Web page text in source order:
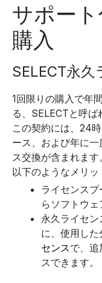
サポー
購入
SELECT永久
1回限りの購入で年
る、SELECTと呼ば
この契約には、24
ース、および年に
ス交換が含まれます。
以下のようなメリッ
ライセンス
らソフトウェ
永久ライセ
に、使用し
センスで、
スできます。